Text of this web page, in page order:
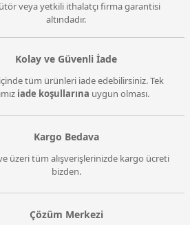
veya yetkili ithalatçı firma garantisi
altındadır.
Kolay ve Güvenli İade
tüm ürünleri iade edebilirsiniz. Tek
iade koşullarına uygun olması.
Kargo Bedava
üzeri tüm alışverişlerinizde kargo ücreti
bizden.
Çözüm Merkezi